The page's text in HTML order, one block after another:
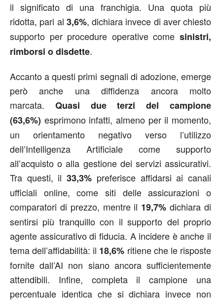
il significato di una franchigia. Una quota più
ridotta, pari al 3,6%, dichiara invece di aver chiesto
supporto per procedure operative come sinistri,
rimborsi o disdette.
Accanto a questi primi segnali di adozione, emerge
però anche una diffidenza ancora molto
marcata. Quasi due terzi del campione
(63,6%) esprimono infatti, almeno per il momento,
un orientamento negativo verso l’utilizzo
dell’Intelligenza Artificiale come supporto
all’acquisto o alla gestione dei servizi assicurativi.
Tra questi, il33,3% preferisce affidarsi ai canali
ufficiali online, come siti delle assicurazioni o
comparatori di prezzo, mentre il 19,7% dichiara di
sentirsi più tranquillo con il supporto del proprio
agente assicurativo di fiducia. A incidere è anche il
tema dell’affidabilità: il 18,6% ritiene che le risposte
fornite dall’AI non siano ancora sufficientemente
attendibili. Infine, completa il campione una
percentuale identica che si dichiara invece non